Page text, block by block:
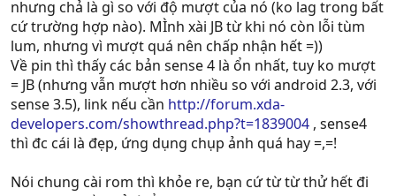
nhưng chả là gì so với độ mượt của nó (ko lag trong bất
cứ trường hợp nào). MÌnh xài JB từ khi nó còn lỗi tùm
lum, nhưng vì mượt quá nên chấp nhận hết =))
Về pin thì thấy các bản sense 4 là ổn nhất, tuy ko mượt
= JB (nhưng vẫn mượt hơn nhiều so với android 2.3, với
sense 3.5), link nếu cần http://forum.xda-
developers.com/showthread.php?t=1839004 , sense4
thì đc cái là đẹp, ứng dụng chụp ảnh quá hay =,=!
Nói chung cài rom thì khỏe re, bạn cứ từ từ thử hết đi